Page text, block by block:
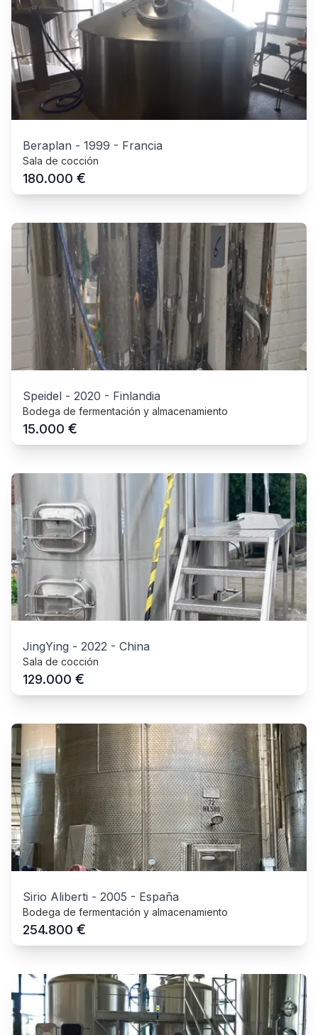
Beraplan - 1999 - Francia
Sala de cocción
180.000 €
Speidel - 2020 - Finlandia
Bodega de fermentación y almacenamiento
15.000 €
JingYing - 2022 - China
Sala de cocción
129.000 €
Sirio Aliberti - 2005 - España
Bodega de fermentación y almacenamiento
254.800 €